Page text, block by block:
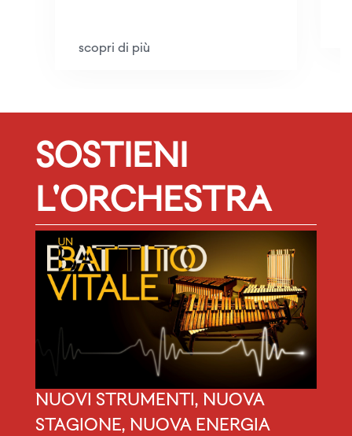
scopri di più
SOSTIENI
L'ORCHESTRA
NUOVI STRUMENTI, NUOVA
STAGIONE, NUOVA ENERGIA